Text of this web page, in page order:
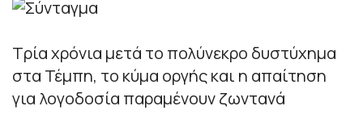
Τρία χρόνια μετά το πολύνεκρο δυστύχημα
στα Τέμπη, το κύμα οργής και η απαίτηση
για λογοδοσία παραμένουν ζωντανά